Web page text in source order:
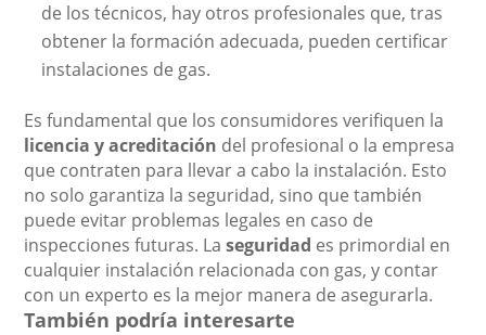
de los técnicos, hay otros profesionales que, tras
obtener la formación adecuada, pueden certificar
instalaciones de gas.
Es fundamental que los consumidores verifiquen la
licencia y acreditación del profesional o la empresa
que contraten para llevar a cabo la instalación. Esto
no solo garantiza la seguridad, sino que también
puede evitar problemas legales en caso de
inspecciones futuras. Laseguridad es primordial en
cualquier instalación relacionada con gas, y contar
con un experto es la mejor manera de asegurarla.
También podría interesarte